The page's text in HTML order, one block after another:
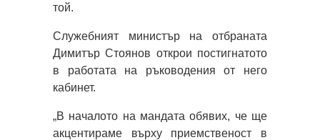
той.
Служебният министър на отбраната
Димитър Стоянов открои постигнатото
в работата на ръководения от него
кабинет.
„В началото на мандата обявих, че ще
акцентираме върху приемственост в